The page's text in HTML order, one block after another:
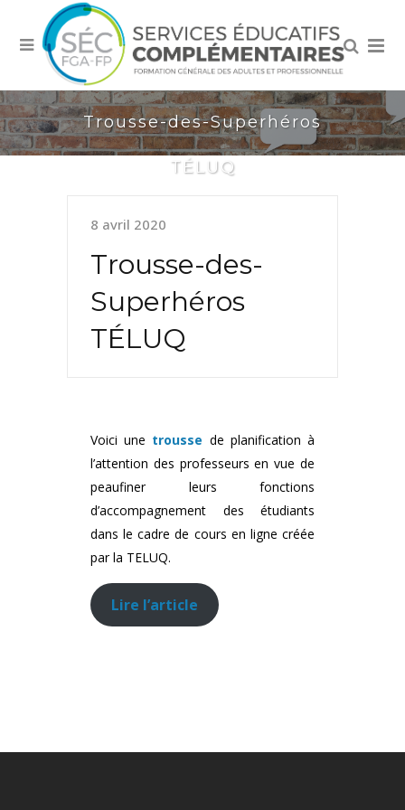
Trousse-des-Superhéros
TÉLUQ
8 avril 2020
Trousse-des-
Superhéros
TÉLUQ
Voici une trousse de planification à
l’attention des professeurs en vue de
peaufiner leurs fonctions
d’accompagnement des étudiants
dans le cadre de cours en ligne créée
par la TELUQ.
Lire l’article